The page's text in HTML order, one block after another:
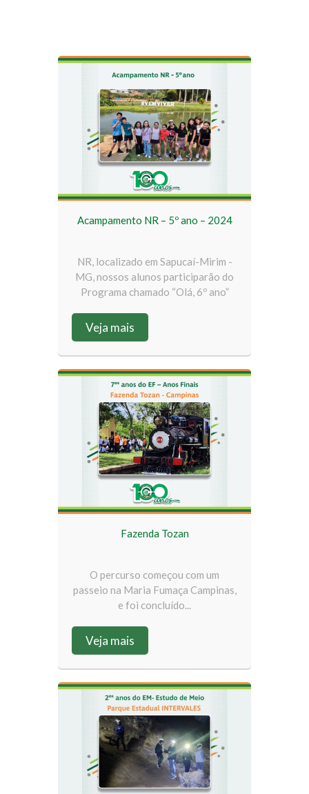
Acampamento NR – 5º ano – 2024
NR, localizado em Sapucaí-Mirim -
MG, nossos alunos participarão do
Programa chamado “Olá, 6º ano”
Veja mais
Fazenda Tozan
O percurso começou com um
passeio na Maria Fumaça Campinas,
e foi concluído...
Veja mais